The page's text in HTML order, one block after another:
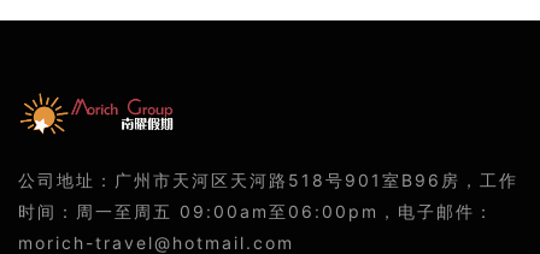
公司地址：广州市天河区天河路518号901室B96房，工作
时间：周一至周五 09:00am至06:00pm，电子邮件：
morich-travel@hotmail.com